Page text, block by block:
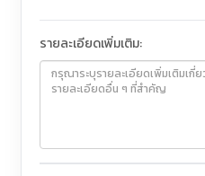
รายละเอียดเพิ่มเติม: